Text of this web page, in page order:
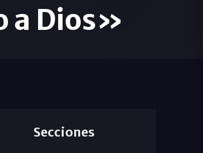
a Dios»
Secciones